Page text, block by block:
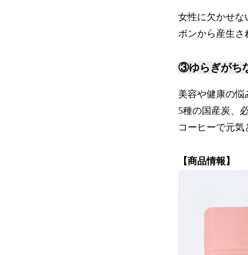
女性に欠かせな
ボンから産生さ
③ゆらぎがち
美容や健康の悩
5種の国産炭、
コーヒーで元気
【商品情報】